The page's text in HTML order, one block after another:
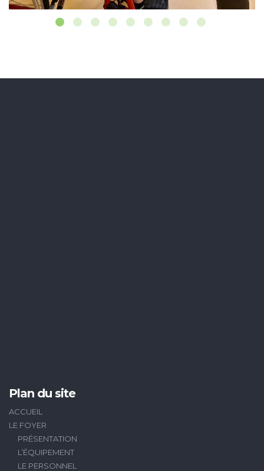
Plan du site
ACCUEIL
LE FOYER
PRÉSENTATION
L’ÉQUIPEMENT
LE PERSONNEL